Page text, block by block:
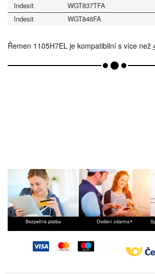
Indesit
WGT837TFA
Indesit
WGT846FA
Řemen 1105H7EL je kompatibilní s více než
Bezpečná platba Dodání zdarma*